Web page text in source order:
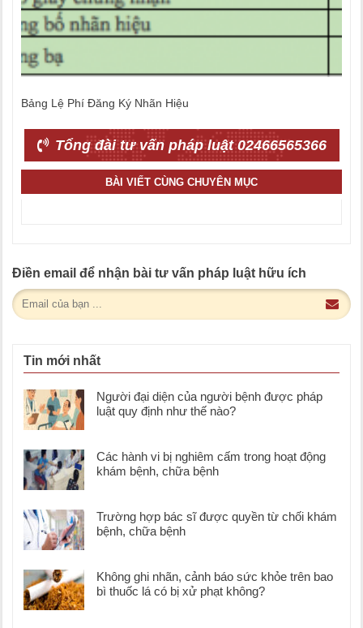
Bảng Lệ Phí Đăng Ký Nhãn Hiệu
Tổng đài tư vấn pháp luật 02466565366
BÀI VIẾT CÙNG CHUYÊN MỤC
Điền email để nhận bài tư vấn pháp luật hữu ích
Tin mới nhất
Người đại diện của người bệnh được pháp
luật quy định như thế nào?
Các hành vi bị nghiêm cấm trong hoạt động
khám bệnh, chữa bệnh
Trường hợp bác sĩ được quyền từ chối khám
bệnh, chữa bệnh
Không ghi nhãn, cảnh báo sức khỏe trên bao
bì thuốc lá có bị xử phạt không?